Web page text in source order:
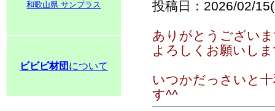
和歌山県 サンプラス
ビビビ材団 について
投稿日：2026/02/
ありがとうござい
よろしくお願いし
いつかだっさいと
す^^